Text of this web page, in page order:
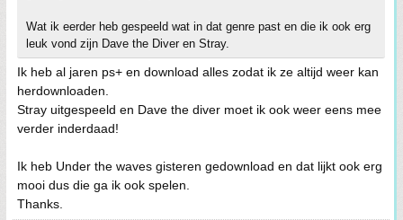
Wat ik eerder heb gespeeld wat in dat genre past en die ik ook erg
leuk vond zijn Dave the Diver en Stray.
Ik heb al jaren ps+ en download alles zodat ik ze altijd weer kan
herdownloaden.
Stray uitgespeeld en Dave the diver moet ik ook weer eens mee
verder inderdaad!
Ik heb Under the waves gisteren gedownload en dat lijkt ook erg
mooi dus die ga ik ook spelen.
Thanks.